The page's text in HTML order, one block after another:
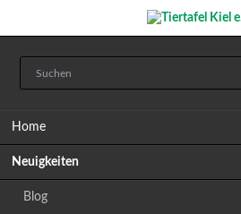
Home
Neuigkeiten
Blog